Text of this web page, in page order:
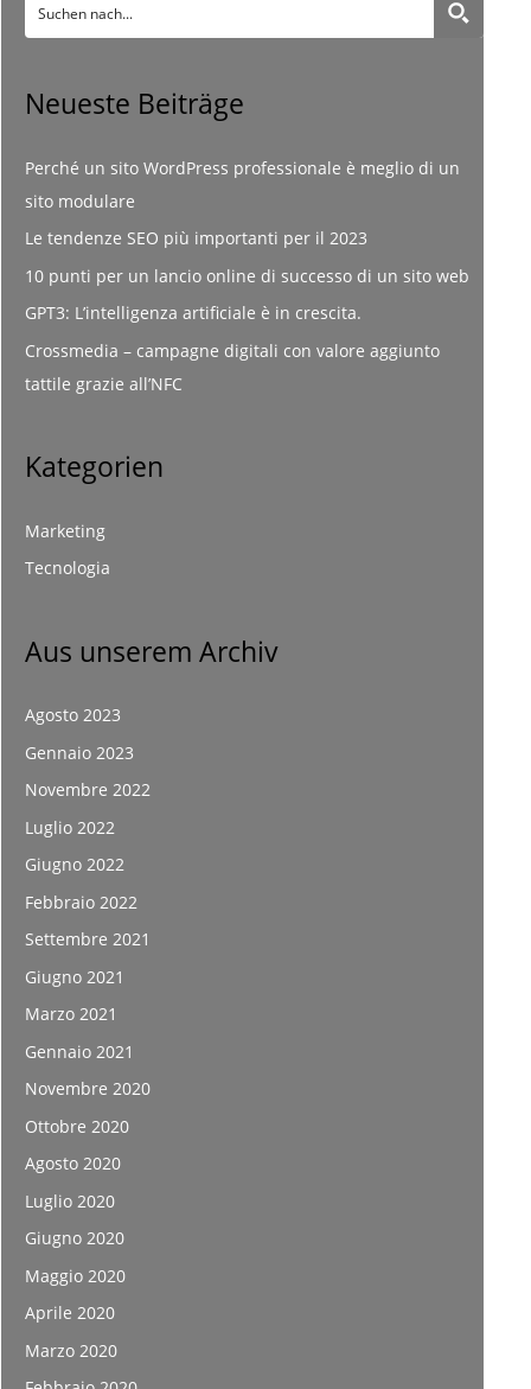
Neueste Beiträge
Perché un sito WordPress professionale è meglio di un
sito modulare
Le tendenze SEO più importanti per il 2023
10 punti per un lancio online di successo di un sito web
GPT3: L’intelligenza artificiale è in crescita.
Crossmedia – campagne digitali con valore aggiunto
tattile grazie all’NFC
Kategorien
Marketing
Tecnologia
Aus unserem Archiv
Agosto 2023
Gennaio 2023
Novembre 2022
Luglio 2022
Giugno 2022
Febbraio 2022
Settembre 2021
Giugno 2021
Marzo 2021
Gennaio 2021
Novembre 2020
Ottobre 2020
Agosto 2020
Luglio 2020
Giugno 2020
Maggio 2020
Aprile 2020
Marzo 2020